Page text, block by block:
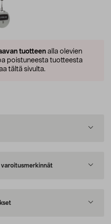
tuotteenalla olevien
poistuneesta tuotteesta
tältä sivulta.